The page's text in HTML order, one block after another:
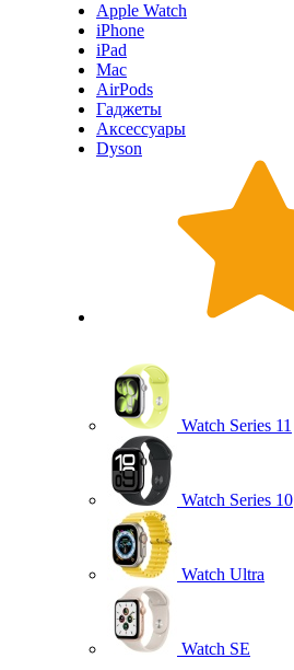
Apple Watch
iPhone
iPad
Mac
AirPods
Гаджеты
Аксессуары
Dyson
Watch Series 11
Watch Series 10
Watch Ultra
Watch SE